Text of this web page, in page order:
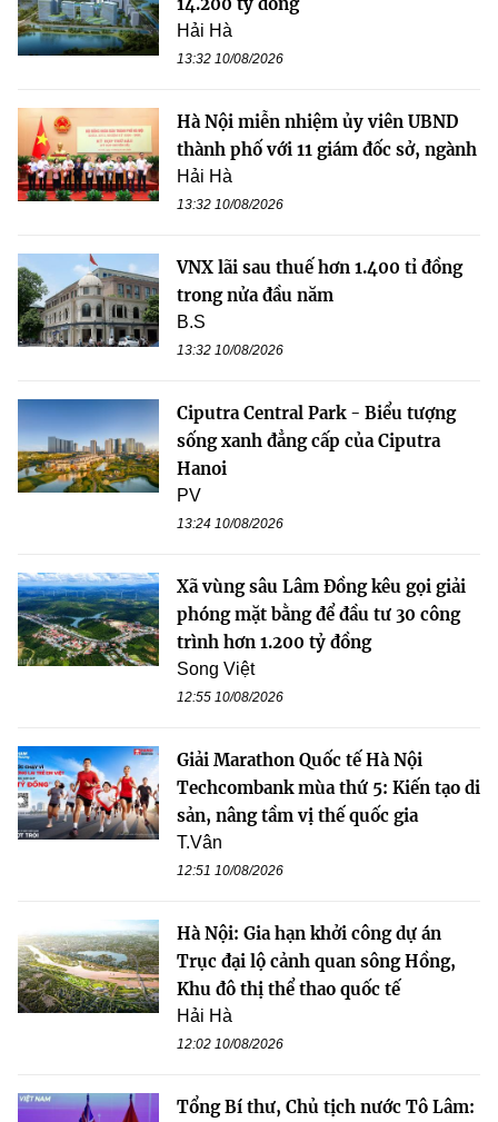
Hải Hà
13:32 10/08/2026
Hà Nội miễn nhiệm ủy viên UBND
thành phố với 11 giám đốc sở, ngành
Hải Hà
13:32 10/08/2026
VNX lãi sau thuế hơn 1.400 tỉ đồng
trong nửa đầu năm
B.S
13:32 10/08/2026
Ciputra Central Park - Biểu tượng
sống xanh đẳng cấp của Ciputra
Hanoi
PV
13:24 10/08/2026
Xã vùng sâu Lâm Đồng kêu gọi giải
phóng mặt bằng để đầu tư 30 công
trình hơn 1.200 tỷ đồng
Song Việt
12:55 10/08/2026
Giải Marathon Quốc tế Hà Nội
Techcombank mùa thứ 5: Kiến tạo di
sản, nâng tầm vị thế quốc gia
T.Vân
12:51 10/08/2026
Hà Nội: Gia hạn khởi công dự án
Trục đại lộ cảnh quan sông Hồng,
Khu đô thị thể thao quốc tế
Hải Hà
12:02 10/08/2026
Tổng Bí thư, Chủ tịch nước Tô Lâm: